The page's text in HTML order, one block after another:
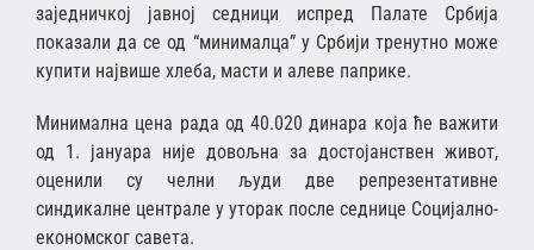
заједничкој јавној седници испред Палате Србија
показали да се од “минималца” у Србији тренутно може
купити највише хлеба, масти и алеве паприке.
Минимална цена рада од 40.020 динара која ће важити
од 1. јануара није довољна за достојанствен живот,
оценили су челни људи две репрезентативне
синдикалне централе у уторак после седнице Социјално-
економског савета.